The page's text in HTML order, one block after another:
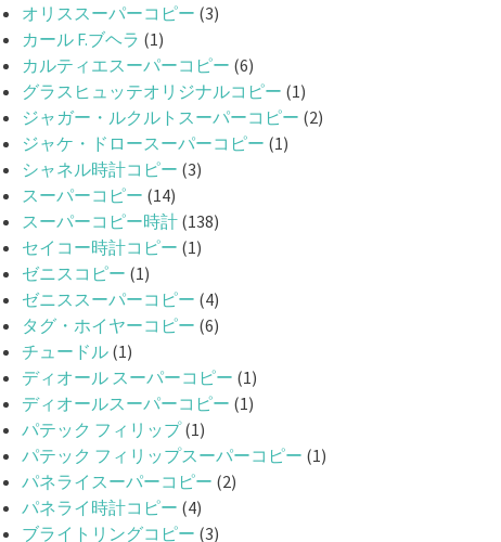
オリススーパーコピー (3)
カール F.ブヘラ (1)
カルティエスーパーコピー (6)
グラスヒュッテオリジナルコピー (1)
ジャガー・ルクルトスーパーコピー (2)
ジャケ・ドロースーパーコピー (1)
シャネル時計コピー (3)
スーパーコピー (14)
スーパーコピー時計 (138)
セイコー時計コピー (1)
ゼニスコピー (1)
ゼニススーパーコピー (4)
タグ・ホイヤーコピー (6)
チュードル (1)
ディオール スーパーコピー (1)
ディオールスーパーコピー (1)
パテック フィリップ(1)
パテック フィリップスーパーコピー (1)
パネライスーパーコピー (2)
パネライ時計コピー (4)
ブライトリングコピー (3)